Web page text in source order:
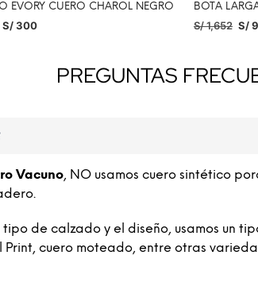
EVORY CUERO CHAROL NEGRO
S/300
BOTA
S/1,652 S/
PREGUNTAS
Vacuno, NO usamos cuero sintético
de calzado y el diseño, usamos un
Print, cuero moteado, entre otras